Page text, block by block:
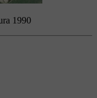
1990